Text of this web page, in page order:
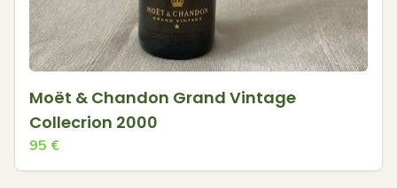
Moët & Chandon Grand Vintage
Collecrion 2000
95 €